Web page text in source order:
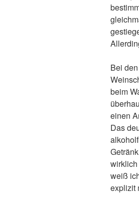
Bei
beim
einen
Das
weiß
explizit